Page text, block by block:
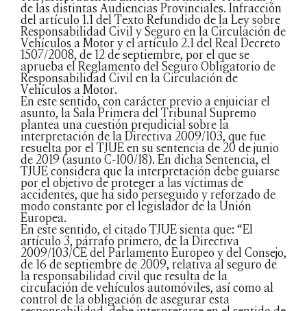
de las distintas Audiencias Provinciales. Infracción
del artículo 1.1 del Texto Refundido de la Ley sobre
Responsabilidad Civil y Seguro en la Circulación de
Vehículos a Motor y el artículo 2.1 del Real Decreto
1507/2008, de 12 de septiembre, por el que se
aprueba el Reglamento del Seguro Obligatorio de
Responsabilidad Civil en la Circulación de
Vehículos a Motor.
En este sentido, con carácter previo a enjuiciar el
asunto, la Sala Primera del Tribunal Supremo
plantea una cuestión prejudicial sobre la
interpretación de la Directiva 2009/103, que fue
resuelta por el TJUE en su sentencia de 20 de junio
de 2019 (asunto C-100/18). En dicha Sentencia, el
TJUE considera que la interpretación debe guiarse
por el objetivo de proteger a las víctimas de
accidentes, que ha sido perseguido y reforzado de
modo constante por el legislador de la Unión
Europea.
En este sentido, el citado TJUE sienta que: “El
artículo 3, párrafo primero, de la Directiva
2009/103/CE del Parlamento Europeo y del Consejo,
de 16 de septiembre de 2009, relativa al seguro de
la responsabilidad civil que resulta de la
circulación de vehículos automóviles, así como al
control de la obligación de asegurar esta